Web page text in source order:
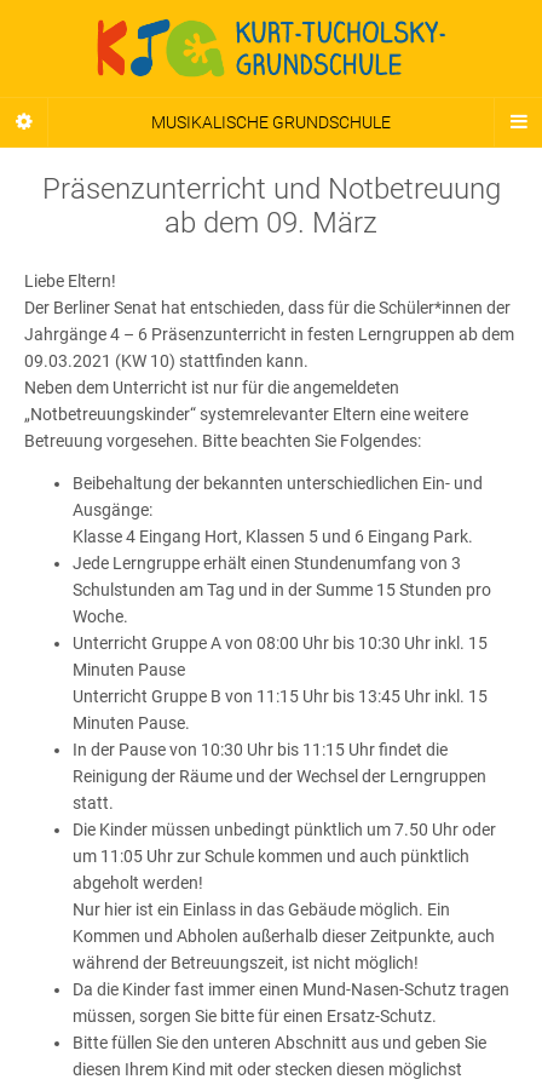
MUSIKALISCHE GRUNDSCHULE
Präsenzunterricht und Notbetreuung
ab dem 09. März
Liebe Eltern!
Der Berliner Senat hat entschieden, dass für die Schüler*innen der
Jahrgänge 4 – 6 Präsenzunterricht in festen Lerngruppen ab dem
09.03.2021 (KW 10) stattfinden kann.
Neben dem Unterricht ist nur für die angemeldeten
„Notbetreuungskinder“ systemrelevanter Eltern eine weitere
Betreuung vorgesehen. Bitte beachten Sie Folgendes:
Beibehaltung der bekannten unterschiedlichen Ein- und
Ausgänge:
Klasse 4 Eingang Hort, Klassen 5 und 6 Eingang Park.
Jede Lerngruppe erhält einen Stundenumfang von 3
Schulstunden am Tag und in der Summe 15 Stunden pro
Woche.
Unterricht Gruppe A von 08:00 Uhr bis 10:30 Uhr inkl. 15
Minuten Pause
Unterricht Gruppe B von 11:15 Uhr bis 13:45 Uhr inkl. 15
Minuten Pause.
In der Pause von 10:30 Uhr bis 11:15 Uhr findet die
Reinigung der Räume und der Wechsel der Lerngruppen
statt.
Die Kinder müssen unbedingt pünktlich um 7.50 Uhr oder
um 11:05 Uhr zur Schule kommen und auch pünktlich
abgeholt werden!
Nur hier ist ein Einlass in das Gebäude möglich. Ein
Kommen und Abholen außerhalb dieser Zeitpunkte, auch
während der Betreuungszeit, ist nicht möglich!
Da die Kinder fast immer einen Mund-Nasen-Schutz tragen
müssen, sorgen Sie bitte für einen Ersatz-Schutz.
Bitte füllen Sie den unteren Abschnitt aus und geben Sie
diesen Ihrem Kind mit oder stecken diesen möglichst